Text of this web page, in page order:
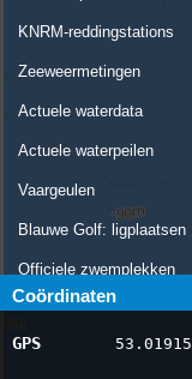
KNRM-reddingstations
Zeeweermetingen
Actuele waterdata
Actuele waterpeilen
Vaargeulen
Blauwe Golf: ligplaatsen
Officiele zwemplekken
Stremmingen/hinder
AIS scheepsposities
Coördinaten
GPS 53.01915